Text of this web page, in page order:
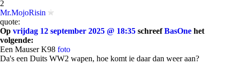
2
Mr.MojoRisin
quote:
Op vrijdag 12 september 2025 @ 18:35 schreefBasOne het
volgende:
Een Mauser K98 foto
Da's een Duits WW2 wapen, hoe komt ie daar dan weer aan?